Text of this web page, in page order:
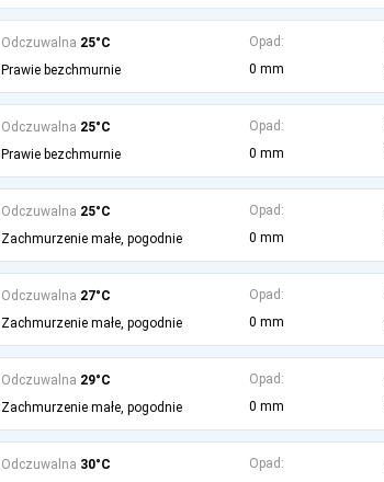
Odczuwalna 25°C
Prawie bezchmurnie
Opad:
0 mm
Odczuwalna 25°C
Prawie bezchmurnie
Opad:
0 mm
Odczuwalna 25°C
Zachmurzenie małe, pogodnie
Opad:
0 mm
Odczuwalna 27°C
Zachmurzenie małe, pogodnie
Opad:
0 mm
Odczuwalna 29°C
Zachmurzenie małe, pogodnie
Opad:
0 mm
Odczuwalna 30°C
Opad: